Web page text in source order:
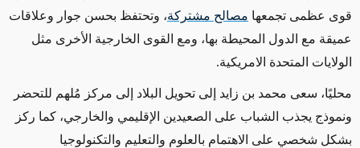
قوى عظمى تجمعها مصالح مشتركة، وتحتفظ بحسن جوار وعلاقات
عميقة مع الدول المحيطة بها، ومع القوى الخارجية الأخرى مثل
الولايات المتحدة الامريكية.
محليًا، سعى محمد بن زايد إلى تحويل البلاد إلى مركز مُلهم للتحضر
ونموذج يجذب الشباب على الصعيدين الإقليمي والخارجي، كما ركز
بشكل شخصي على الاهتمام بالعلوم والتعليم والتكنولوجيا